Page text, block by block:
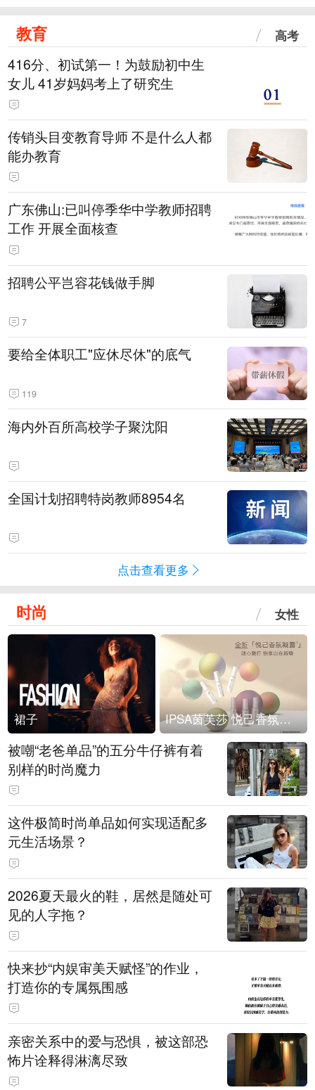
教育 高考
416分、初试第一！为鼓励初中生
女儿 41岁妈妈考上了研究生
传销头目变教育导师 不是什么人都
能办教育
广东佛山:已叫停季华中学教师招聘
工作 开展全面核查
招聘公平岂容花钱做手脚
7
要给全体职工"应休尽休"的底气
119
海内外百所高校学子聚沈阳
全国计划招聘特岗教师8954名
点击查看更多
时尚 女性
裙子 IPSA茵芙莎 悦己香氛凝露上市
被嘲“老爸单品”的五分牛仔裤有着
别样的时尚魔力
这件极简时尚单品如何实现适配多
元生活场景？
2026夏天最火的鞋，居然是随处可
见的人字拖？
快来抄“内娱审美天赋怪”的作业，
打造你的专属氛围感
亲密关系中的爱与恐惧，被这部恐
怖片诠释得淋漓尽致